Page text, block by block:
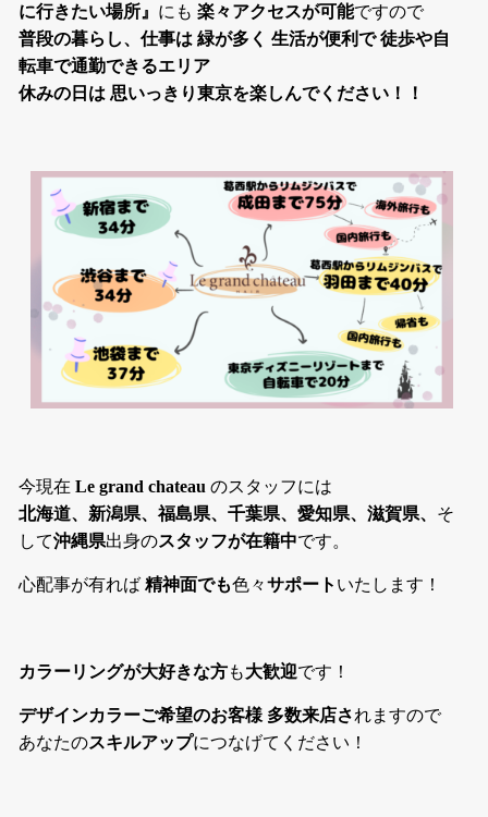
に行きたい場所』 にも楽々アクセスが可能ですので
普段の暮らし、仕事は 緑が多く 生活が便利で 徒歩や自
転車で通勤できるエリア
休みの日は 思いっきり東京を楽しんでください！！
今現在 Le grand chateau のスタッフには
北海道、新潟県、福島県、千葉県、愛知県、滋賀県、 そ
して沖縄県出身のスタッフが在籍中です。
心配事が有れば 精神面でも色々サポート いたします！
カラーリングが大好きな方も大歓迎です！
デザインカラーご希望のお客様 多数来店されますので
あなたのスキルアップにつなげてください！